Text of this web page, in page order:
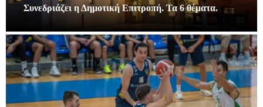
Συνεδριάζει η Δημοτική Επιτροπή. Τα 6 θέματα.